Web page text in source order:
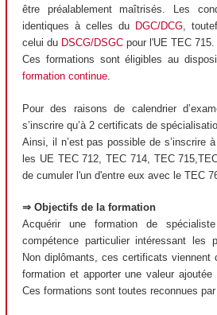
être préalablement maîtrisés. Les
identiques à celles du DGC/DCG,
celui du DSCG/DSGC pour l'UE TEC 715.
Ces formations sont éligibles au
formation continue.
Pour des raisons de calendrier
s’inscrire qu’à 2 certificats de
Ainsi, il n’est pas possible de s’inscrire
les UE TEC 712, TEC 714, TEC
de cumuler l'un d'entre eux avec le TEC
⇒ Objectifs de la formation
Acquérir une formation de
compétence particulier intéressant les
Non diplômants, ces certificats viennent
formation et apporter une valeur
Ces formations sont toutes reconnues